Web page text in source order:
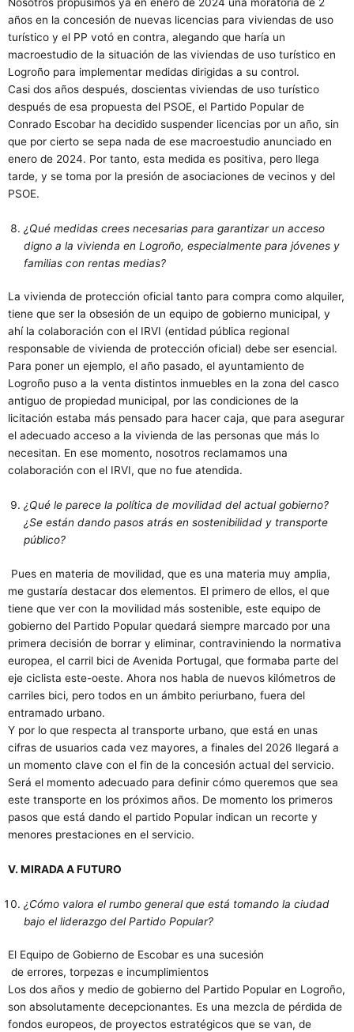
años en la concesión de nuevas licencias para viviendas de uso
turístico y el PP votó en contra, alegando que haría un
macroestudio de la situación de las viviendas de uso turístico en
Logroño para implementar medidas dirigidas a su control.
Casi dos años después, doscientas viviendas de uso turístico
después de esa propuesta del PSOE, el Partido Popular de
Conrado Escobar ha decidido suspender licencias por un año, sin
que por cierto se sepa nada de ese macroestudio anunciado en
enero de 2024. Por tanto, esta medida es positiva, pero llega
tarde, y se toma por la presión de asociaciones de vecinos y del
PSOE.
¿Qué medidas crees necesarias para garantizar un acceso
digno a la vivienda en Logroño, especialmente para jóvenes y
familias con rentas medias?
La vivienda de protección oficial tanto para compra como alquiler,
tiene que ser la obsesión de un equipo de gobierno municipal, y
ahí la colaboración con el IRVI (entidad pública regional
responsable de vivienda de protección oficial) debe ser esencial.
Para poner un ejemplo, el año pasado, el ayuntamiento de
Logroño puso a la venta distintos inmuebles en la zona del casco
antiguo de propiedad municipal, por las condiciones de la
licitación estaba más pensado para hacer caja, que para asegurar
el adecuado acceso a la vivienda de las personas que más lo
necesitan. En ese momento, nosotros reclamamos una
colaboración con el IRVI, que no fue atendida.
¿Qué le parece la política de movilidad del actual gobierno?
¿Se están dando pasos atrás en sostenibilidad y transporte
público?
Pues en materia de movilidad, que es una materia muy amplia,
me gustaría destacar dos elementos. El primero de ellos, el que
tiene que ver con la movilidad más sostenible, este equipo de
gobierno del Partido Popular quedará siempre marcado por una
primera decisión de borrar y eliminar, contraviniendo la normativa
europea, el carril bici de Avenida Portugal, que formaba parte del
eje ciclista este-oeste. Ahora nos habla de nuevos kilómetros de
carriles bici, pero todos en un ámbito periurbano, fuera del
entramado urbano.
Y por lo que respecta al transporte urbano, que está en unas
cifras de usuarios cada vez mayores, a finales del 2026 llegará a
un momento clave con el fin de la concesión actual del servicio.
Será el momento adecuado para definir cómo queremos que sea
este transporte en los próximos años. De momento los primeros
pasos que está dando el partido Popular indican un recorte y
menores prestaciones en el servicio.
V. MIRADA A FUTURO
¿Cómo valora el rumbo general que está tomando la ciudad
bajo el liderazgo del Partido Popular?
El Equipo de Gobierno de Escobar es una sucesión
de errores, torpezas e incumplimientos
Los dos años y medio de gobierno del Partido Popular en Logroño,
son absolutamente decepcionantes. Es una mezcla de pérdida de
fondos europeos, de proyectos estratégicos que se van, de